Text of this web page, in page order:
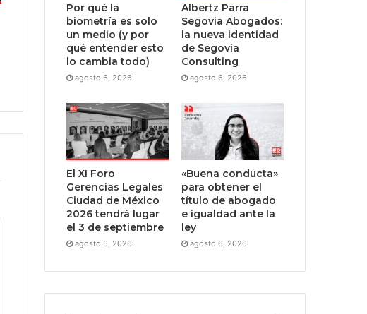
Por qué la
biometría es solo
un medio (y por
qué entender esto
lo cambia todo)
agosto 6, 2026
Albertz Parra
Segovia Abogados:
la nueva identidad
de Segovia
Consulting
agosto 6, 2026
El XI Foro
Gerencias Legales
Ciudad de México
2026 tendrá lugar
el 3 de septiembre
agosto 6, 2026
«Buena conducta»
para obtener el
título de abogado
e igualdad ante la
ley
agosto 6, 2026